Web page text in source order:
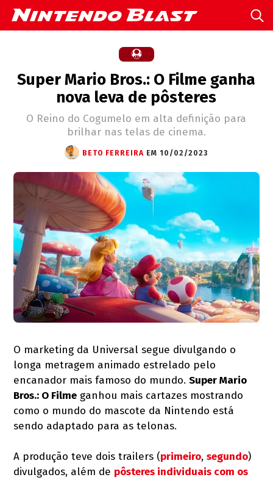
Super Mario Bros.: O Filme ganha
nova leva de pôsteres
O Reino do Cogumelo em alta definição para
brilhar nas telas de cinema.
BETO FERREIRA EM 10/02/2023
O marketing da Universal segue divulgando o
longa metragem animado estrelado pelo
encanador mais famoso do mundo.Super Mario
Bros.: O Filme ganhou mais cartazes mostrando
como o mundo do mascote da Nintendo está
sendo adaptado para as telonas.
A produção teve dois trailers (primeiro,segundo)
divulgados, além de pôsteres individuais com os